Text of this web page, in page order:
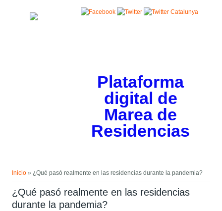
Plataforma
digital de
Marea de
Residencias
Inicio » ¿Qué pasó realmente en las residencias durante la pandemia?
¿Qué pasó realmente en las residencias
durante la pandemia?